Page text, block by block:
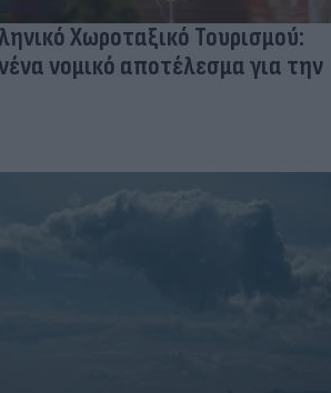
Χωροταξικό Τουρισμού:
νομικό αποτέλεσμα για την